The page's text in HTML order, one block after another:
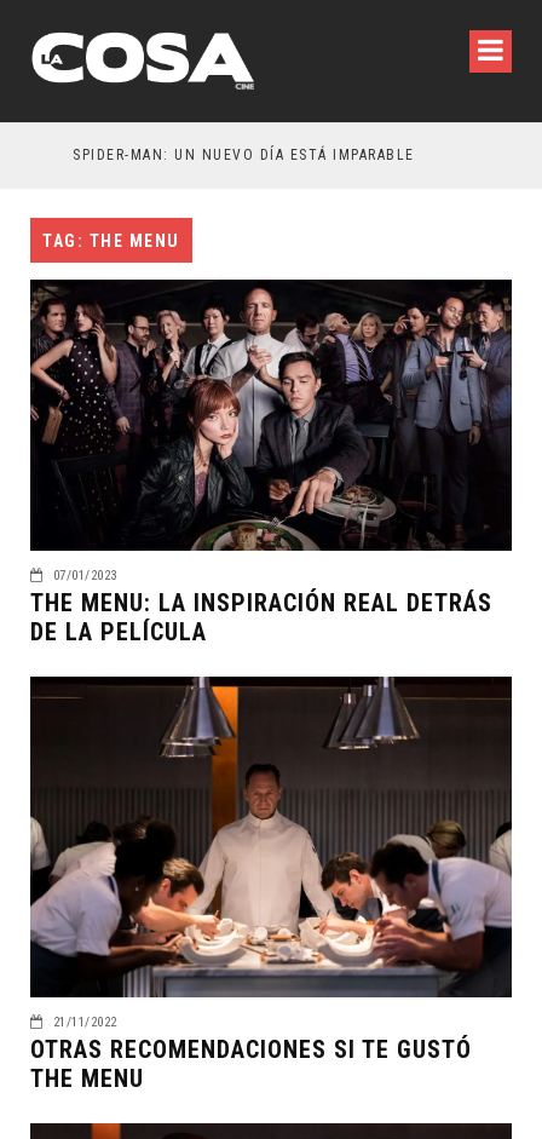
SPIDER-MAN: UN NUEVO DÍA ESTÁ IMPARABLE
TAG: THE MENU
07/01/2023
THE MENU: LA INSPIRACIÓN REAL DETRÁS
DE LA PELÍCULA
21/11/2022
OTRAS RECOMENDACIONES SI TE GUSTÓ
THE MENU